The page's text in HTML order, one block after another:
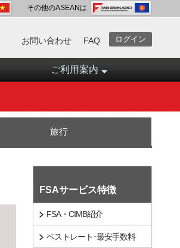
その他のASEANは
お問い合わせ FAQ ログイン
ご利用案内
旅行
FSAサービス特徴
FSA・CIMB紹介
ベストレート･最安手数料